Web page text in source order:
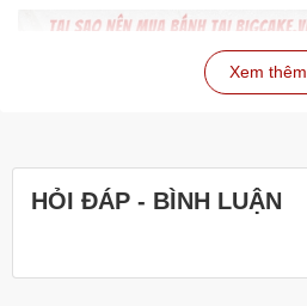
Xem thêm
HỎI ĐÁP - BÌNH LUẬN